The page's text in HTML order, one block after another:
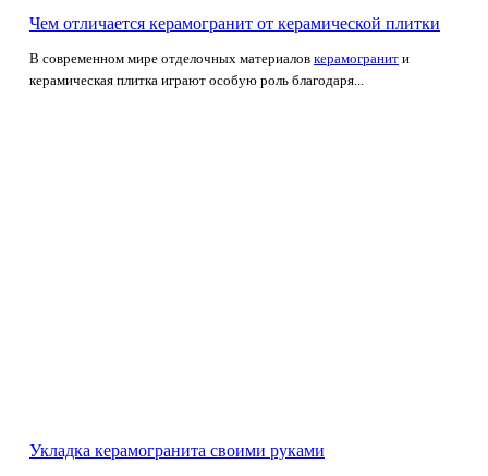
Чем отличается керамогранит от керамической плитки
В современном мире отделочных материалов керамогранит и
керамическая плитка играют особую роль благодаря...
Укладка керамогранита своими руками